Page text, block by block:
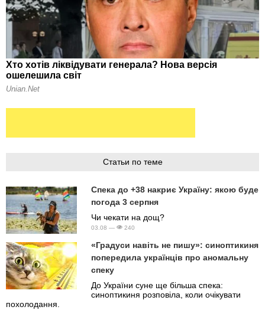
Статьи по теме
Спека до +38 накриє Україну: якою буде
погода 3 серпня
Чи чекати на дощ?
03.08 — 240
«Градуси навіть не пишу»: синоптикиня
попередила українців про аномальну
спеку
До України суне ще більша спека:
синоптикиня розповіла, коли очікувати
похолодання.